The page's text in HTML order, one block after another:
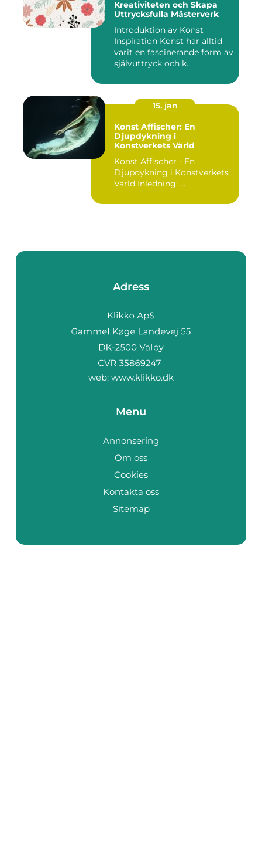
Kreativiteten och Skapa
Uttrycksfulla Mästerverk
Introduktion av Konst
Inspiration Konst har alltid
varit en fascinerande form av
självuttryck och k...
15. jan
Konst Affischer: En
Djupdykning i
Konstverkets Värld
Konst Affischer - En
Djupdykning i Konstverkets
Värld Inledning: ...
Adress
web: www.klikko.dk
Menu
Annonsering
Om oss
Cookies
Kontakta oss
Sitemap